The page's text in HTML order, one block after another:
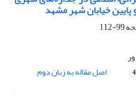
پایین خیابان شهر مشهد
99-112
اصل مقاله به زبان دوم